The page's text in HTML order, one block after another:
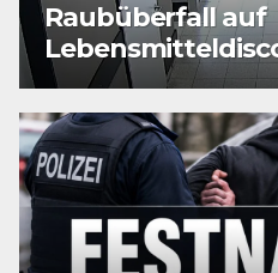
Raubüberfall auf